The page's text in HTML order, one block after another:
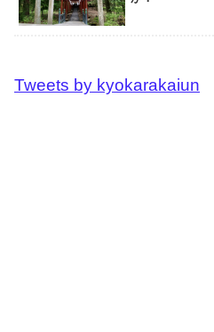
Tweets by kyokarakaiun